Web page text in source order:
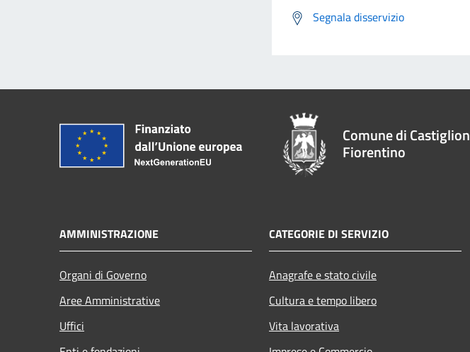
Segnala disservizio
Comune di Castiglion
Fiorentino
AMMINISTRAZIONE
Organi di Governo
Aree Amministrative
Uffici
CATEGORIE DI SERVIZIO
Anagrafe e stato civile
Cultura e tempo libero
Vita lavorativa